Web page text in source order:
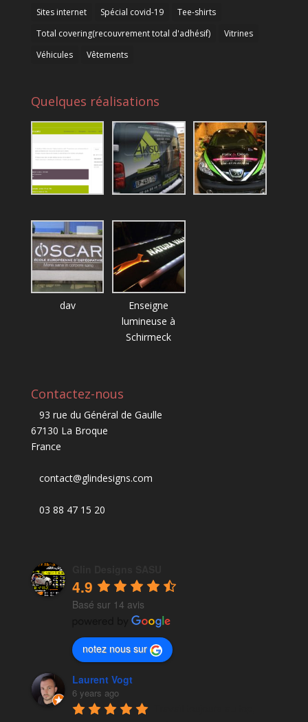
Sites internet
Spécial covid-19
Tee-shirts
Total covering(recouvrement total d'adhésif)
Vitrines
Véhicules
Vêtements
Quelques réalisations
dav
Enseigne
lumineuse à
Schirmeck
Contactez-nous
93 rue du Général de Gaulle
67130 La Broque
France
contact@glindesigns.com
03 88 47 15 20
4.9
Basé sur 14 avis
notez nous sur
Laurent Vogt
6 years ago